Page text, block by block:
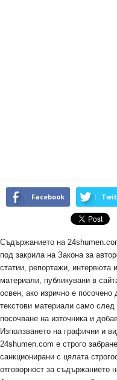
Facebook
Съдържанието на
под закрила на Закона за
статии, репортажи, интервюта
материали, публикувани в
освен, ако изрично е посочено
текстови материали само
посочване на източника и
Използването на графични и
24shumen.com е строго
санкционирани с цялата
отговорност за съдържанието